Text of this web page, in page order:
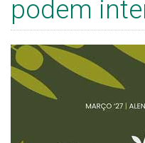
podem